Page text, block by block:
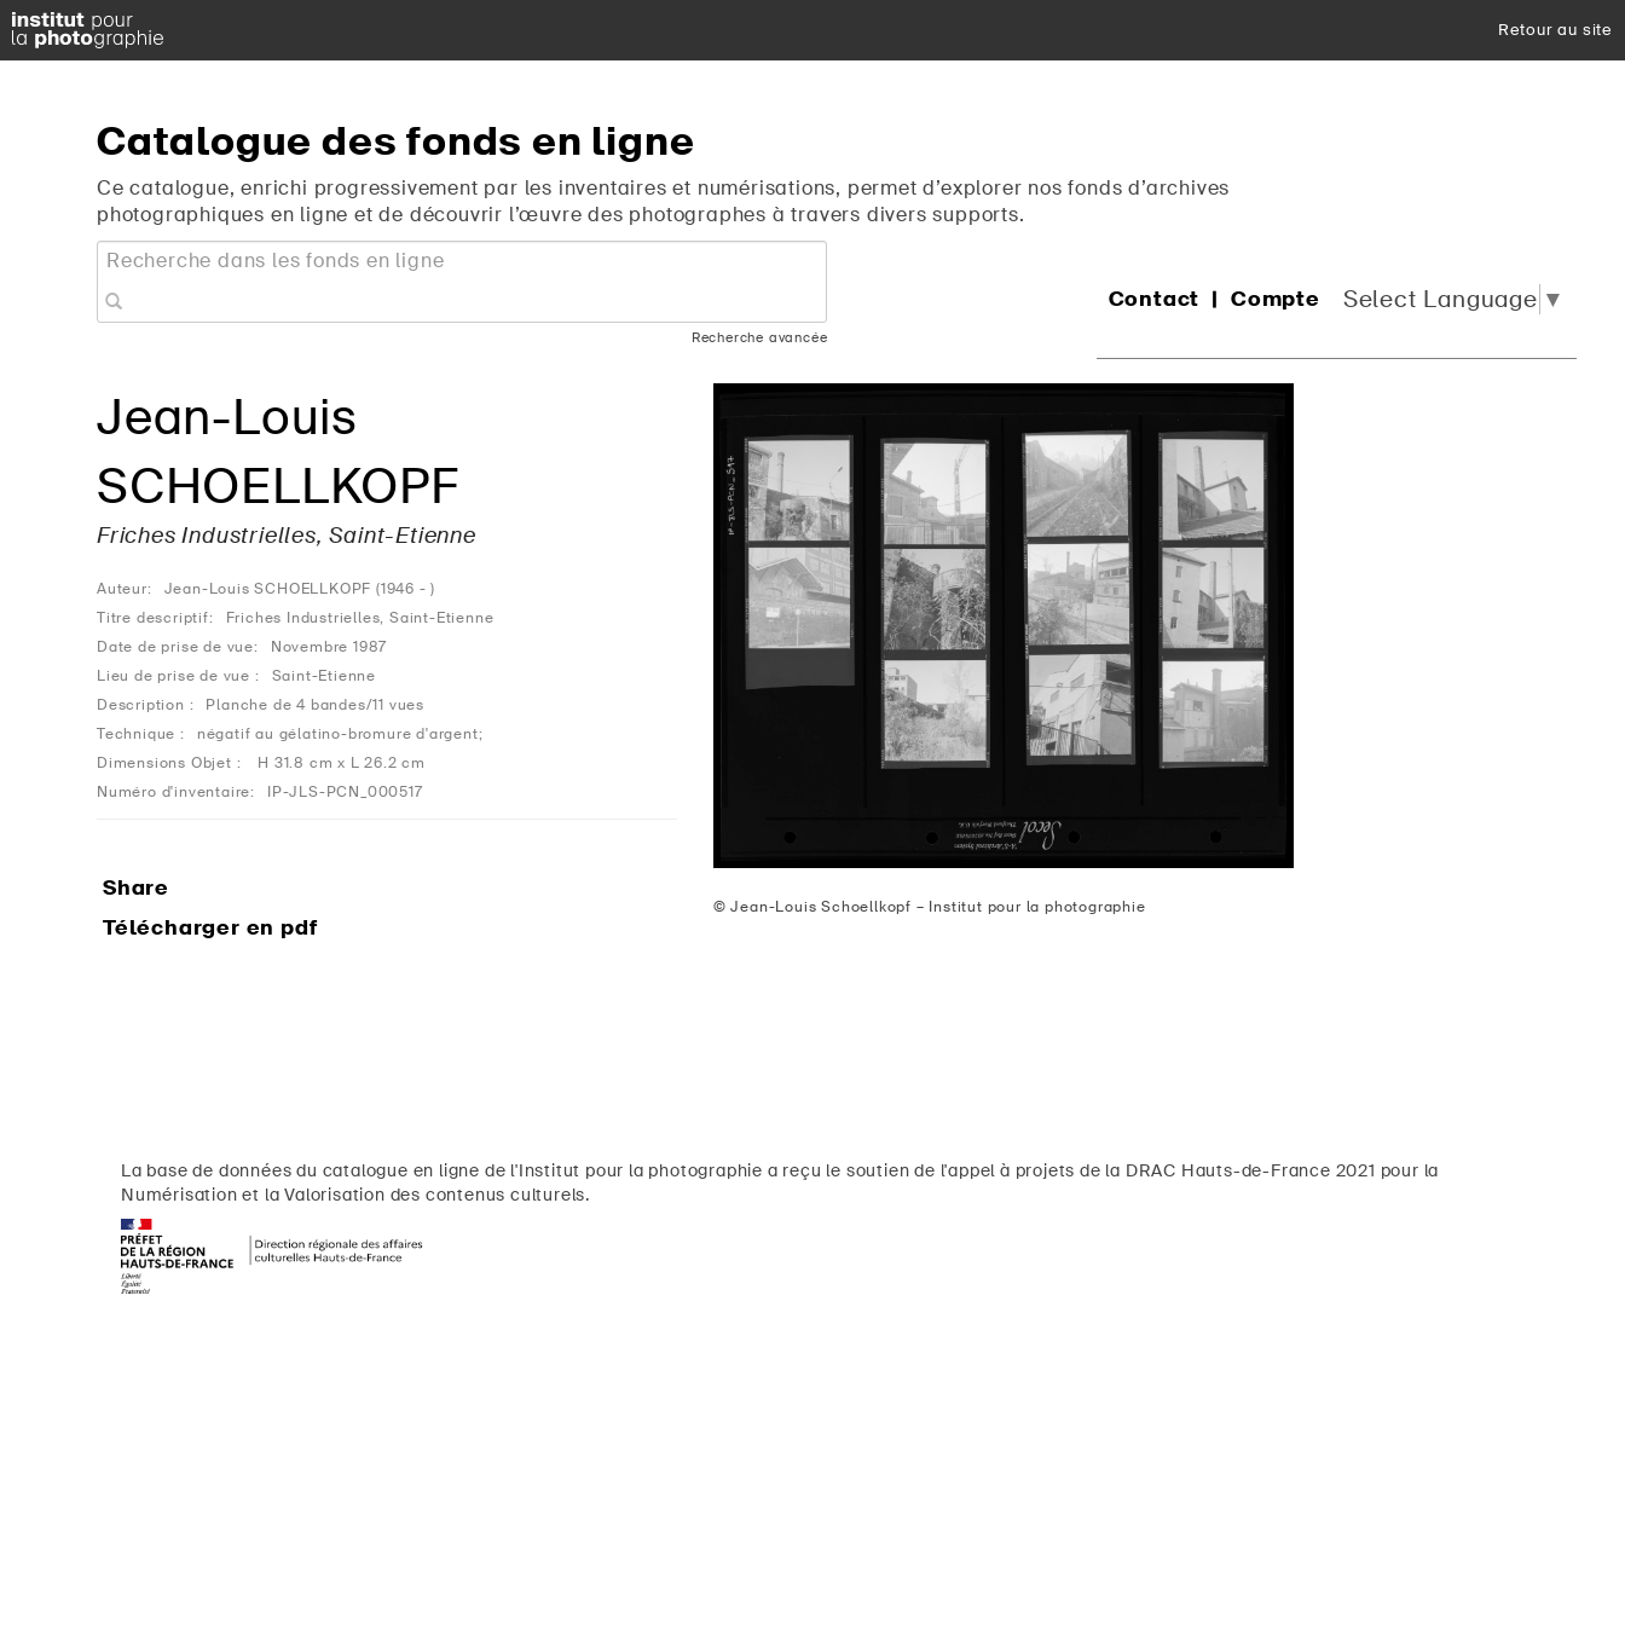
Retour au site
Catalogue des fonds en ligne
Ce catalogue, enrichi progressivement par les inventaires et numérisations, permet d’explorer nos fonds d’archives
photographiques en ligne et de découvrir l’œuvre des photographes à travers divers supports.
Recherche avancée
Contact Compte Select Language ▼
Jean-Louis
SCHOELLKOPF
Friches Industrielles, Saint-Etienne
Auteur:
Jean-Louis SCHOELLKOPF (1946 - )
Titre descriptif:
Friches Industrielles, Saint-Etienne
Date de prise de vue:
Novembre 1987
Lieu de prise de vue :
Saint-Etienne
Description :
Planche de 4 bandes/11 vues
Technique :
négatif au gélatino-bromure d'argent;
Dimensions Objet :
H 31.8 cm x L 26.2 cm
Numéro d'inventaire:
IP-JLS-PCN_000517
Share
Télécharger en pdf
© Jean-Louis Schoellkopf – Institut pour la photographie
La base de données du catalogue en ligne de l'Institut pour la photographie a reçu le soutien de l'appel à projets de la DRAC Hauts-de-France 2021 pour la
Numérisation et la Valorisation des contenus culturels.